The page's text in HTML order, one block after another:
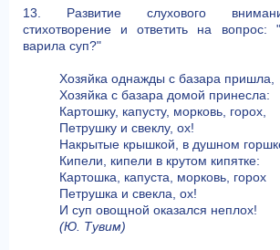
13. Развитие слухового
стихотворение и ответить на вопрос:
варила суп?"
Хозяйка однажды с базара пришла,
Хозяйка с базара домой принесла:
Картошку, капусту, морковь, горох,
Петрушку и свеклу, ох!
Накрытые крышкой, в душном
Кипели, кипели в крутом кипятке:
Картошка, капуста, морковь, горох
Петрушка и свекла, ох!
И суп овощной оказался неплох!
(Ю. Тувим)